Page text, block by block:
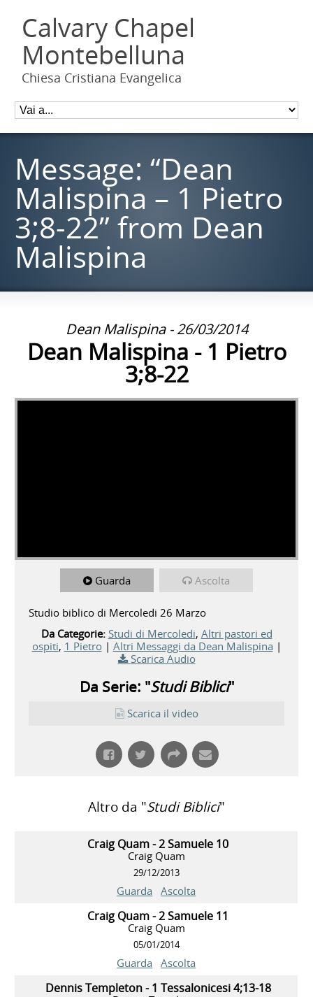
Calvary Chapel
Montebelluna
Chiesa Cristiana Evangelica
Message: “Dean
Malispina – 1 Pietro
3;8-22” from Dean
Malispina
Dean Malispina - 26/03/2014
Dean Malispina - 1 Pietro
3;8-22
Guarda Ascolta
Studio biblico di Mercoledi 26 Marzo
Da Categorie: Studi di Mercoledi, Altri pastori ed
ospiti, 1 Pietro| Altri Messaggi da Dean Malispina |
Scarica Audio
Da Serie: "Studi Biblici"
Scarica il video
Altro da "Studi Biblici"
Craig Quam - 2 Samuele 10
Craig Quam
29/12/2013
Guarda Ascolta
Craig Quam - 2 Samuele 11
Craig Quam
05/01/2014
Guarda Ascolta
Dennis Templeton - 1 Tessalonicesi 4;13-18